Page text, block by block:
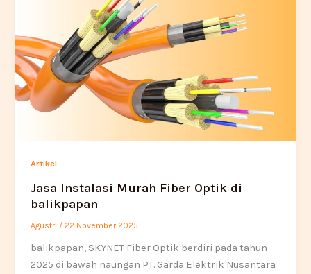
Artikel
Jasa Instalasi Murah Fiber Optik di
balikpapan
Agustri / 22 November 2025
balikpapan, SKYNET Fiber Optik berdiri pada tahun
2025 di bawah naungan PT. Garda Elektrik Nusantara